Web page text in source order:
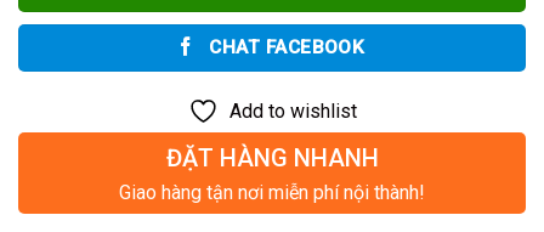
CHAT FACEBOOK
Add to wishlist
ĐẶT HÀNG NHANH
Giao hàng tận nơi miễn phí nội thành!